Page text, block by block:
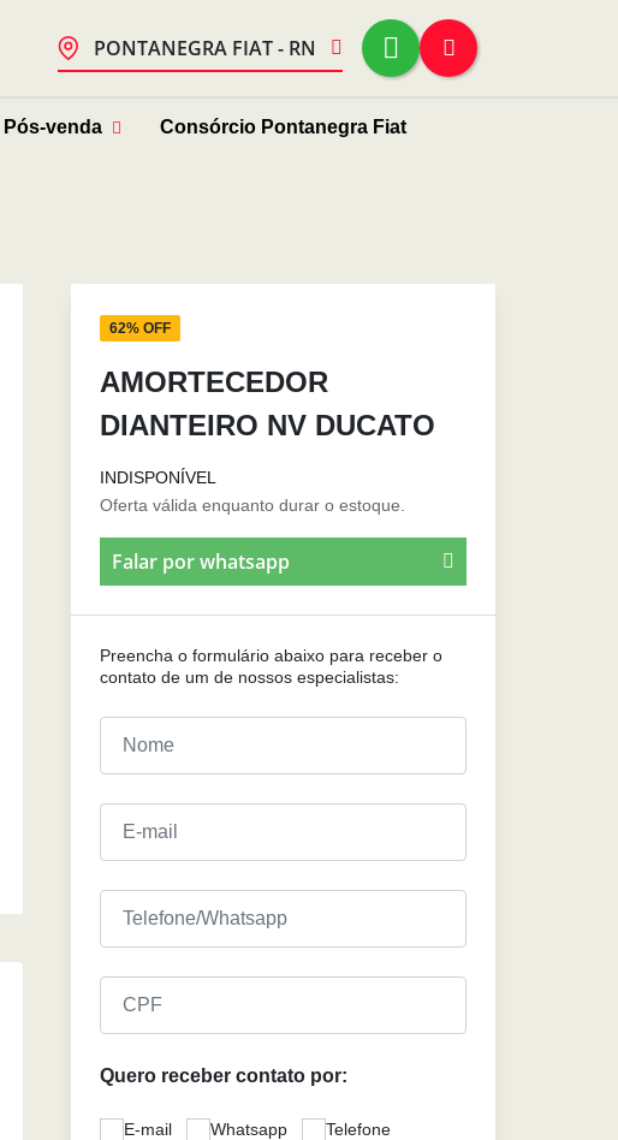
PONTANEGRA FIAT - RN
Pós-venda Consórcio Pontanegra Fiat
62% OFF
AMORTECEDOR
DIANTEIRO NV DUCATO
INDISPONÍVEL
Oferta válida enquanto durar o estoque.
Falar por whatsapp
Preencha o formulário abaixo para receber o
contato de um de nossos especialistas:
Quero receber contato por:
E-mail Whatsapp Telefone